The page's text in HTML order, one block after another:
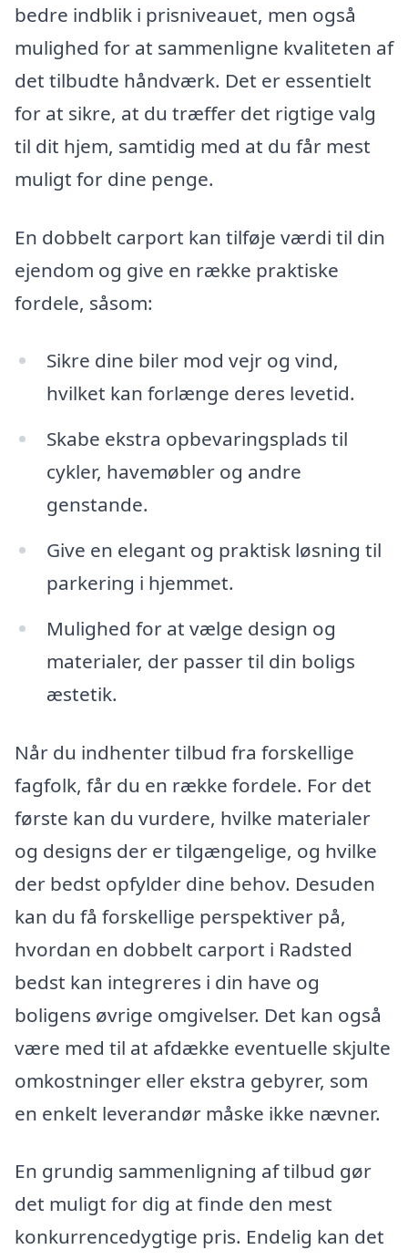
bedre indblik i prisniveauet, men også
mulighed for at sammenligne kvaliteten af
det tilbudte håndværk. Det er essentielt
for at sikre, at du træffer det rigtige valg
til dit hjem, samtidig med at du får mest
muligt for dine penge.
En dobbelt carport kan tilføje værdi til din
ejendom og give en række praktiske
fordele, såsom:
Sikre dine biler mod vejr og vind,
hvilket kan forlænge deres levetid.
Skabe ekstra opbevaringsplads til
cykler, havemøbler og andre
genstande.
Give en elegant og praktisk løsning til
parkering i hjemmet.
Mulighed for at vælge design og
materialer, der passer til din boligs
æstetik.
Når du indhenter tilbud fra forskellige
fagfolk, får du en række fordele. For det
første kan du vurdere, hvilke materialer
og designs der er tilgængelige, og hvilke
der bedst opfylder dine behov. Desuden
kan du få forskellige perspektiver på,
hvordan en dobbelt carport i Radsted
bedst kan integreres i din have og
boligens øvrige omgivelser. Det kan også
være med til at afdække eventuelle skjulte
omkostninger eller ekstra gebyrer, som
en enkelt leverandør måske ikke nævner.
En grundig sammenligning af tilbud gør
det muligt for dig at finde den mest
konkurrencedygtige pris. Endelig kan det